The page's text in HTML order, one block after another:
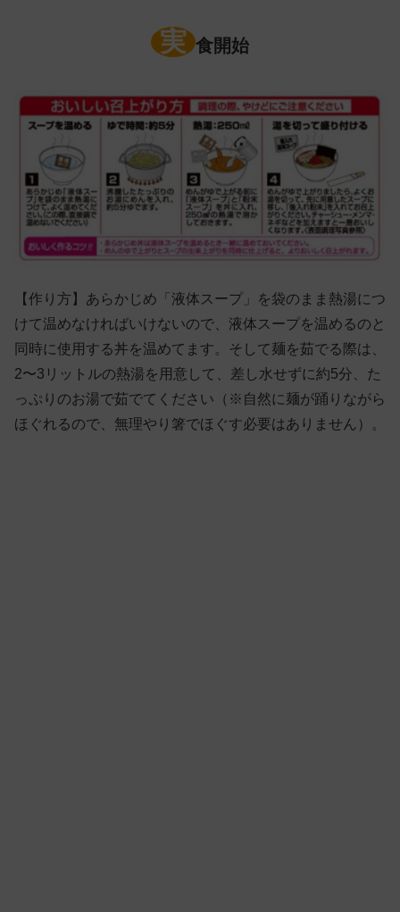
実 食開始
【作り方】あらかじめ「液体スープ」を袋のまま熱湯につ
けて温めなければいけないので、液体スープを温めるのと
同時に使用する丼を温めてます。そして麺を茹でる際は、
2〜3リットルの熱湯を用意して、差し水せずに約5分、た
っぷりのお湯で茹でてください（※自然に麺が踊りながら
ほぐれるので、無理やり箸でほぐす必要はありません）。